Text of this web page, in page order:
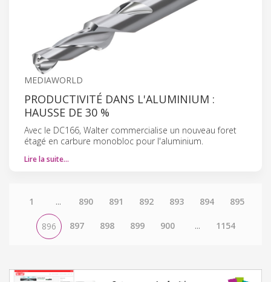
MEDIAWORLD
PRODUCTIVITÉ DANS L'ALUMINIUM :
HAUSSE DE 30 %
Avec le DC166, Walter commercialise un nouveau foret
étagé en carbure monobloc pour l'aluminium.
Lire la suite…
1 ... 890 891 892 893 894 895
896 897 898 899 900 ... 1154